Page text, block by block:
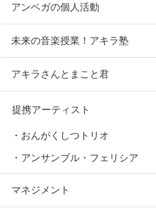
アンベガの個人活動
未来の音楽授業！アキラ塾
アキラさんとまこと君
提携アーティスト
・おんがくしつトリオ
・アンサンブル・フェリシア
マネジメント